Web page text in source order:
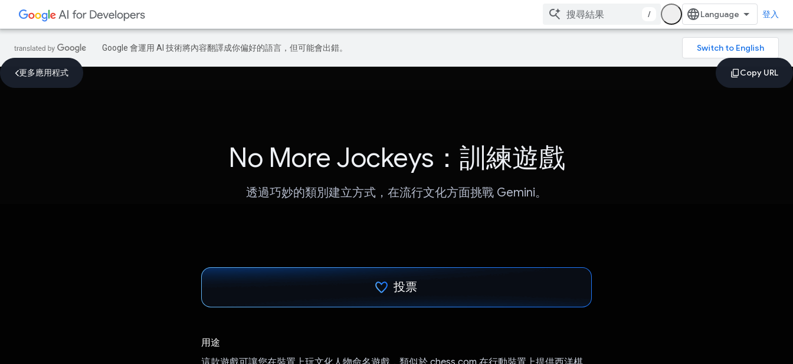
/ 登入
Google 會運用 AI 技術將內容翻譯成你偏好的語言，但可能會出錯。
更多應用程式
No More Jockeys：訓練遊戲
透過巧妙的類別建立方式，在流行文化方面挑戰 Gemini。
投票
用途